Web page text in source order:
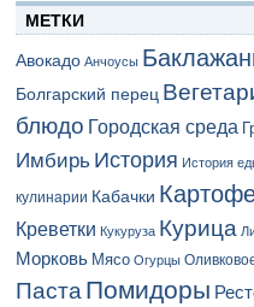
МЕТКИ
Авокадо Анчоусы
Болгарский перец
блюдо Городская среда
Имбирь История История
кулинарии Кабачки
Креветки Кукуруза Курица
Морковь Мясо Огурцы
ПастаПомидоры